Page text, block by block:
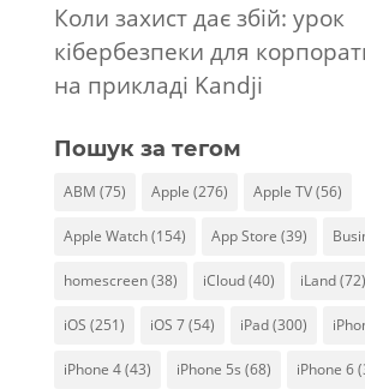
Коли захист дає збій: урок
кібербезпеки для
на прикладі Kandji
Пошук за тегом
ABM (75) Apple (276) Apple TV(56)
Apple Watch(154) App Store (39)
homescreen(38) iCloud(40) iLand(72)
iOS (251) iOS 7(54) iPad(300)
iPhone 4(43) iPhone 5s (68) iPhone 6